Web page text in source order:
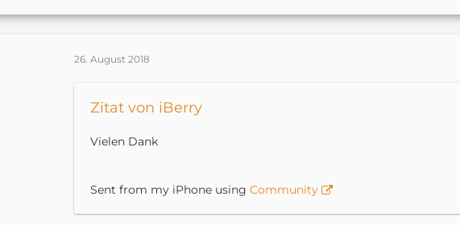
26. August 2018
Zitat von iBerry
Vielen Dank
Sent from my iPhone using Community